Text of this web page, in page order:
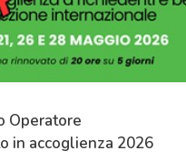
Operatore
in accoglienza 2026